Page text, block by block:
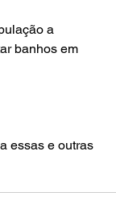
a
banhos em
essas e outras